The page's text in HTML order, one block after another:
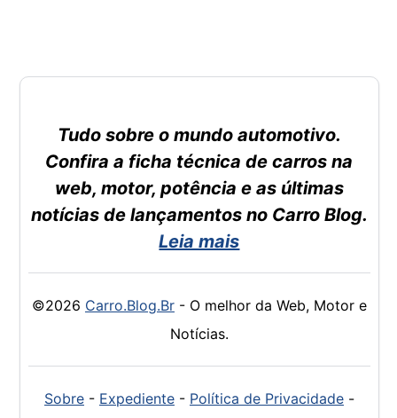
Tudo sobre o mundo automotivo.
Confira a ficha técnica de carros na
web, motor, potência e as últimas
notícias de lançamentos no Carro Blog.
Leia mais
©2026 Carro.Blog.Br- O melhor da Web, Motor e
Notícias.
Sobre- Expediente- Política de Privacidade-